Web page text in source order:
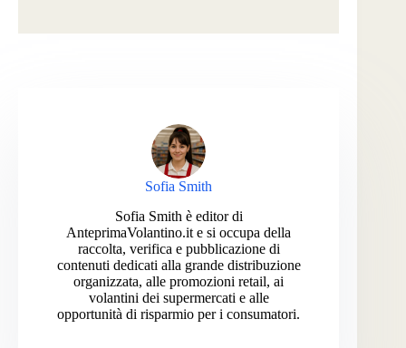
Sofia Smith
Sofia Smith è editor di
AnteprimaVolantino.it e si occupa della
raccolta, verifica e pubblicazione di
contenuti dedicati alla grande distribuzione
organizzata, alle promozioni retail, ai
volantini dei supermercati e alle
opportunità di risparmio per i consumatori.